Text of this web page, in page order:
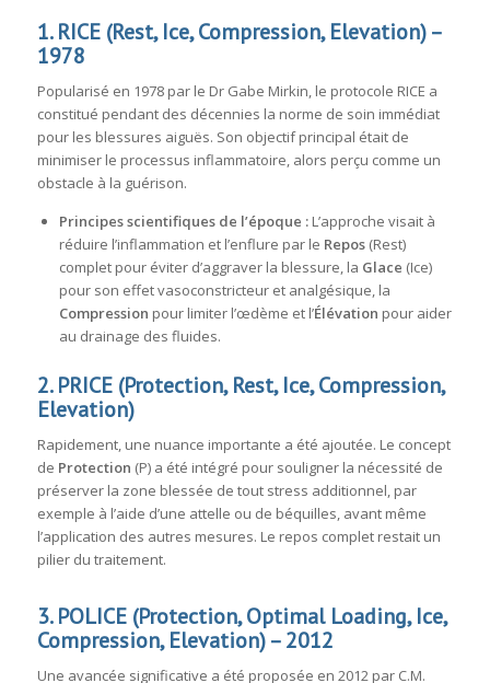
1. RICE (Rest, Ice, Compression, Elevation) –
1978
Popularisé en 1978 par le Dr Gabe Mirkin, le protocole RICE a
constitué pendant des décennies la norme de soin immédiat
pour les blessures aiguës. Son objectif principal était de
minimiser le processus inflammatoire, alors perçu comme un
obstacle à la guérison.
Principes scientifiques de l’époque :L’approche visait à
réduire l’inflammation et l’enflure par le Repos(Rest)
complet pour éviter d’aggraver la blessure, la Glace (Ice)
pour son effet vasoconstricteur et analgésique, la
Compression pour limiter l’œdème et l’Élévation pour aider
au drainage des fluides.
2. PRICE (Protection, Rest, Ice, Compression,
Elevation)
Rapidement, une nuance importante a été ajoutée. Le concept
de Protection (P) a été intégré pour souligner la nécessité de
préserver la zone blessée de tout stress additionnel, par
exemple à l’aide d’une attelle ou de béquilles, avant même
l’application des autres mesures. Le repos complet restait un
pilier du traitement.
3. POLICE (Protection, Optimal Loading, Ice,
Compression, Elevation) – 2012
Une avancée significative a été proposée en 2012 par C.M.